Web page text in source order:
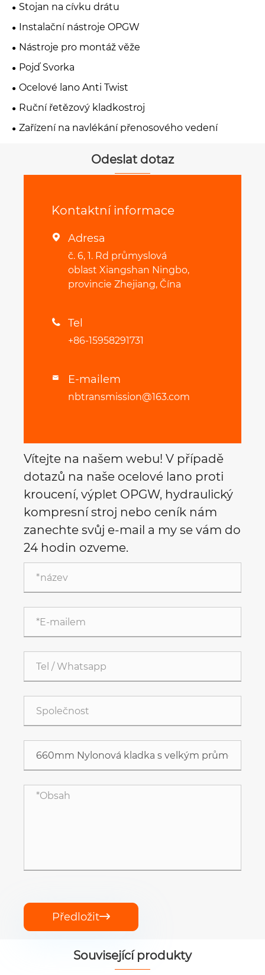
Stojan na cívku drátu
Instalační nástroje OPGW
Nástroje pro montáž věže
Pojď Svorka
Ocelové lano Anti Twist
Ruční řetězový kladkostroj
Zařízení na navlékání přenosového vedení
Odeslat dotaz
Kontaktní informace
 Adresa
č. 6, 1. Rd průmyslová
oblast Xiangshan Ningbo,
provincie Zhejiang, Čína
 Tel
+86-15958291731
 E-mailem
nbtransmission@163.com
Vítejte na našem webu! V případě
dotazů na naše ocelové lano proti
kroucení, výplet OPGW, hydraulický
kompresní stroj nebo ceník nám
zanechte svůj e-mail a my se vám do
24 hodin ozveme.
Předložit
Související produkty